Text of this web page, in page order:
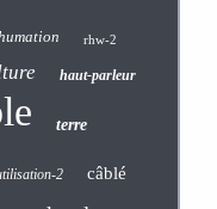
rhw-2
haut-parleur
terre
2 câblé